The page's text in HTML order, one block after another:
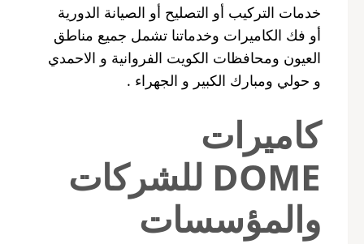
خدمات التركيب أو التصليح أو الصيانة الدورية
أو فك الكاميرات وخدماتنا تشمل جميع مناطق
العيون ومحافظات الكويت الفروانية و الاحمدي
و حولي ومبارك الكبير و الجهراء .
كاميرات
DOME للشركات
والمؤسسات